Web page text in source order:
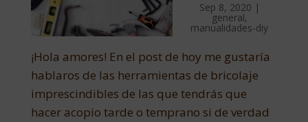
Sep 8, 2020 |
general,
manualidades-diy
¡Hola amores! En el post de hoy me gustaría
hablaros de las herramientas de bricolaje
imprescindibles de las que tendrás que
hacer acopio tarde o temprano si de verdad